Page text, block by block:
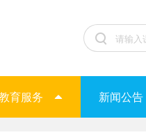
育服务 新闻公告